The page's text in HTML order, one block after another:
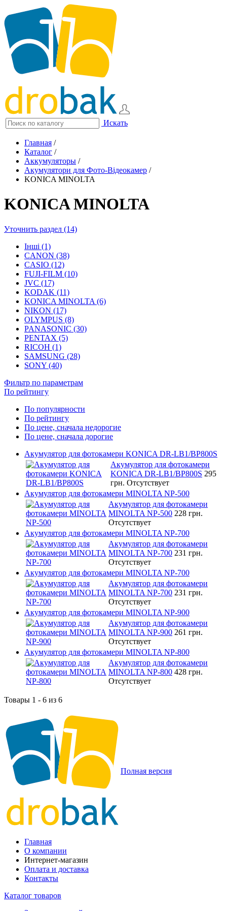
Искать
Главная /
Каталог /
Аккумуляторы /
Акумулятори для Фото-Відеокамер /
KONICA MINOLTA
KONICA MINOLTA
Уточнить раздел (14)
Інші (1)
CANON (38)
CASIO (12)
FUJI-FILM (10)
JVC (17)
KODAK (11)
KONICA MINOLTA (6)
NIKON (17)
OLYMPUS (8)
PANASONIC (30)
PENTAX (5)
RICOH (1)
SAMSUNG (28)
SONY (40)
Фильтр по параметрам
По рейтингу
По популярности
По рейтингу
По цене, сначала недорогие
По цене, сначала дорогие
Акумулятор для фотокамери KONICA DR-LB1/BP800S
Акумулятор для фотокамери
KONICA DR-LB1/BP800S 295
грн. Отсутствует
Акумулятор для фотокамери MINOLTA NP-500
Акумулятор для фотокамери
MINOLTA NP-500 228 грн.
Отсутствует
Акумулятор для фотокамери MINOLTA NP-700
Акумулятор для фотокамери
MINOLTA NP-700 231 грн.
Отсутствует
Акумулятор для фотокамери MINOLTA NP-700
Акумулятор для фотокамери
MINOLTA NP-700 231 грн.
Отсутствует
Акумулятор для фотокамери MINOLTA NP-900
Акумулятор для фотокамери
MINOLTA NP-900 261 грн.
Отсутствует
Акумулятор для фотокамери MINOLTA NP-800
Акумулятор для фотокамери
MINOLTA NP-800 428 грн.
Отсутствует
Товары 1 - 6 из 6
Полная версия
Главная
О компании
Интернет-магазин
Оплата и доставка
Контакты
Каталог товаров